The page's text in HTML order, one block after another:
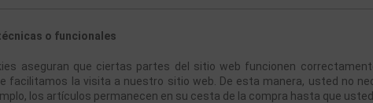
o funcionales
aseguran que ciertas partes del sitio web funcionen
facilitamos la visita a nuestro sitio web. De esta manera, usted no
los artículos permanecen en su cesta de la compra hasta que